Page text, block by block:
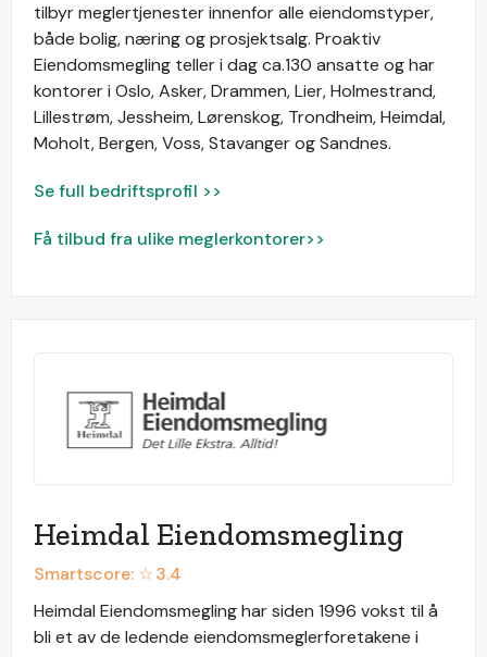
tilbyr meglertjenester innenfor alle eiendomstyper,
både bolig, næring og prosjektsalg. Proaktiv
Eiendomsmegling teller i dag ca.130 ansatte og har
kontorer i Oslo, Asker, Drammen, Lier, Holmestrand,
Lillestrøm, Jessheim, Lørenskog, Trondheim, Heimdal,
Moholt, Bergen, Voss, Stavanger og Sandnes.
Se full bedriftsprofil >>
Få tilbud fra ulike meglerkontorer>>
Heimdal Eiendomsmegling
Smartscore: ☆3.4
Heimdal Eiendomsmegling har siden 1996 vokst til å
bli et av de ledende eiendomsmeglerforetakene i